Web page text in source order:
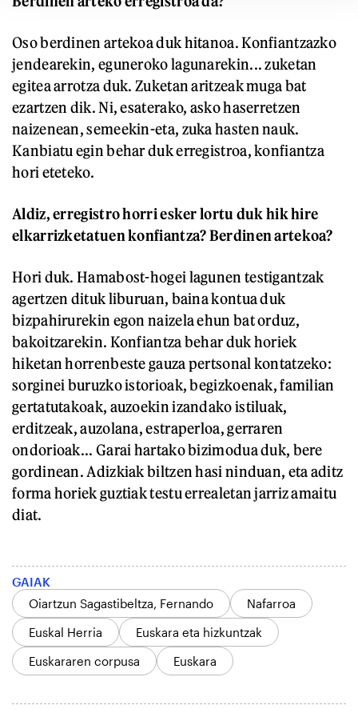
Oso berdinen artekoa duk hitanoa. Konfiantzazko
jendearekin, eguneroko lagunarekin... zuketan
egitea arrotza duk. Zuketan aritzeak muga bat
ezartzen dik. Ni, esaterako, asko haserretzen
naizenean, semeekin-eta, zuka hasten nauk.
Kanbiatu egin behar duk erregistroa, konfiantza
hori eteteko.
Aldiz, erregistro horri esker lortu duk hik hire
elkarrizketatuen konfiantza? Berdinen artekoa?
Hori duk. Hamabost-hogei lagunen testigantzak
agertzen dituk liburuan, baina kontua duk
bizpahirurekin egon naizela ehun bat orduz,
bakoitzarekin. Konfiantza behar duk horiek
hiketan horrenbeste gauza pertsonal kontatzeko:
sorginei buruzko istorioak, begizkoenak, familian
gertatutakoak, auzoekin izandako istiluak,
erditzeak, auzolana, estraperloa, gerraren
ondorioak... Garai hartako bizimodua duk, bere
gordinean. Adizkiak biltzen hasi ninduan, eta aditz
forma horiek guztiak testu errealetan jarriz amaitu
diat.
GAIAK
Oiartzun Sagastibeltza, Fernando
Nafarroa
Euskal Herria
Euskara eta hizkuntzak
Euskararen corpusa
Euskara